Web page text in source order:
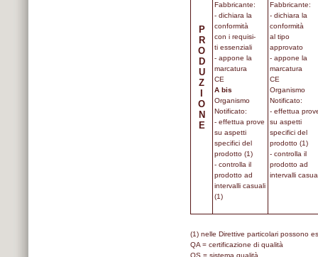
P
R
O
D
U
Z
O
N
E
Fabbricante:
- dichiara la
conformità
con i requisi-
ti essenziali
- appone la
marcatura
CE
A bis
Organismo
Notificato:
- effettua prove
su aspetti
specifici del
prodotto (1)
- controlla il
prodotto ad
intervalli casuali
(1)
Fabbricante:
- dichiara la
conformità
al tipo
approvato
- appone la
marcatura
CE
Organismo
Notificato:
- effettua
su aspetti
specifici del
prodotto (1)
- controlla il
prodotto ad
intervalli
(1) nelle Direttive particolari possono
QA = certificazione di qualità
QS = sistema qualità